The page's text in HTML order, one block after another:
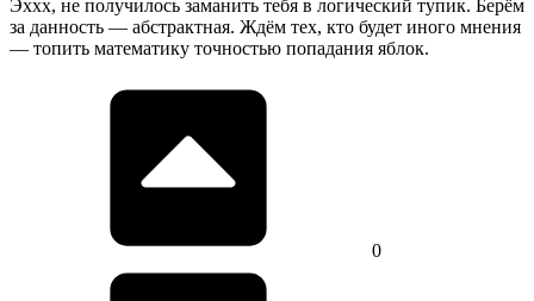
Эххх, не получилось заманить тебя в логический тупик. Берём
за данность — абстрактная. Ждём тех, кто будет иного мнения
— топить математику точностью попадания яблок.
0